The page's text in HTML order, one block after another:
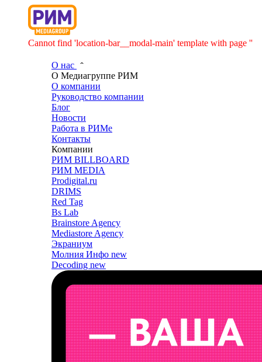
Cannot find 'location-bar__modal-main' template with page ''
О нас
О Медиагруппе РИМ
О компании
Руководство компании
Блог
Новости
Работа в РИМе
Контакты
Компании
РИМ BILLBOARD
РИМ MEDIA
Prodigital.ru
DRIMS
Red Tag
Bs Lab
Brainstore Agency
Mediastore Agency
Экраниум
Молния Инфо new
Decoding new